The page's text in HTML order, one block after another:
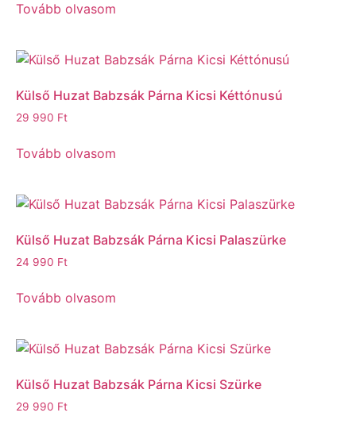
Tovább olvasom
Külső Huzat Babzsák Párna Kicsi Kéttónusú
29 990 Ft
Tovább olvasom
Külső Huzat Babzsák Párna Kicsi Palaszürke
24 990 Ft
Tovább olvasom
Külső Huzat Babzsák Párna Kicsi Szürke
29 990 Ft